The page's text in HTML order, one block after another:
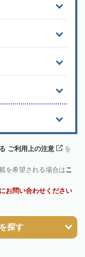
ご利用上の注意
を
を希望される場合はこ
お問い合わせください
探す